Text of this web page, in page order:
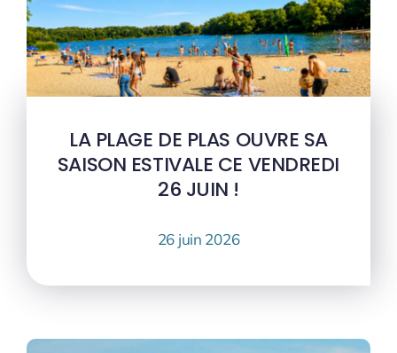
LA PLAGE DE PLAS OUVRE SA
SAISON ESTIVALE CE VENDREDI
26 JUIN !
26 juin 2026